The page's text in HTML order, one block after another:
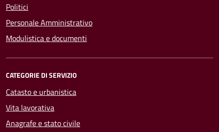
Politici
Personale Amministrativo
Modulistica e documenti
CATEGORIE DI SERVIZIO
Catasto e urbanistica
Vita lavorativa
Anagrafe e stato civile